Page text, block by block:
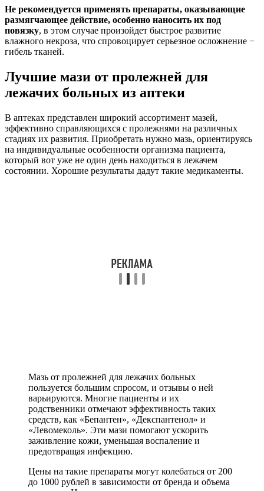
Не рекомендуется применять препараты, оказывающие
размягчающее действие, особенно наносить их под
повязку, в этом случае произойдет быстрое развитие
влажного некроза, что спровоцирует серьезное осложнение −
гибель тканей.
Лучшие мази от пролежней для
лежачих больных из аптеки
В аптеках представлен широкий ассортимент мазей,
эффективно справляющихся с пролежнями на различных
стадиях их развития. Приобретать нужно мазь, ориентируясь
на индивидуальные особенности организма пациента,
который вот уже не один день находиться в лежачем
состоянии. Хорошие результаты дадут такие медикаменты.
Мазь от пролежней для лежачих больных
пользуется большим спросом, и отзывы о ней
варьируются. Многие пациенты и их
родственники отмечают эффективность таких
средств, как «Бепантен», «Декспантенол» и
«Левомеколь». Эти мази помогают ускорить
заживление кожи, уменьшая воспаление и
предотвращая инфекцию.
Цены на такие препараты могут колебаться от 200
до 1000 рублей в зависимости от бренда и объема